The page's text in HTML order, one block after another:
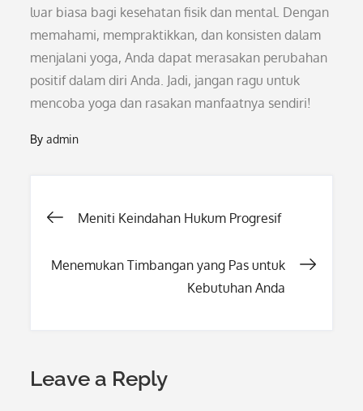
luar biasa bagi kesehatan fisik dan mental. Dengan
memahami, mempraktikkan, dan konsisten dalam
menjalani yoga, Anda dapat merasakan perubahan
positif dalam diri Anda. Jadi, jangan ragu untuk
mencoba yoga dan rasakan manfaatnya sendiri!
Byadmin
Post
navigation
Meniti Keindahan Hukum Progresif
Menemukan Timbangan yang Pas untuk
Kebutuhan Anda
Leave a Reply